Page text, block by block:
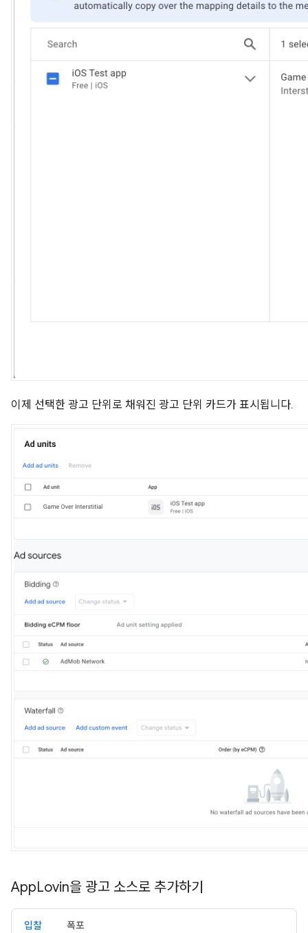
이제 선택한 광고 단위로 채워진 광고 단위 카드가 표시됩니다.
AppLovin을 광고 소스로 추가하기
입찰 폭포